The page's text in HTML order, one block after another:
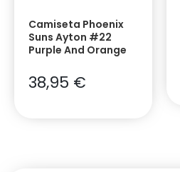
Camiseta Phoenix
Suns Ayton #22
Purple And Orange
38,95 €